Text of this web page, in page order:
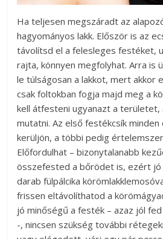
Ha teljesen megszáradt az
hagyományos lakk. Először is az
távolítsd el a felesleges festéket,
rajta, könnyen megfolyhat. Arra is
le túlságosan a lakkot, mert akkor
csak foltokban fogja majd meg a
kell átfesteni ugyanazt a területet,
mutatni. Az első festékcsík
kerüljön, a többi pedig
Előfordulhat – bizonytalanabb
összefested a bőrödet is, ezért
darab fülpálcika
frissen eltávolíthatod a
jó minőségű a festék – azaz jól
-, nincsen szükség további